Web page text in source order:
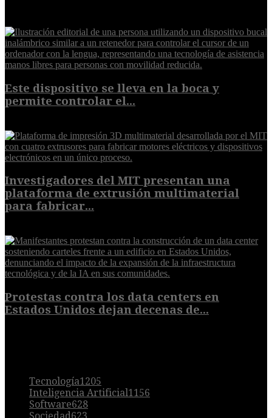
Este dispositivo se lleva en la boca y
permite controlar el...
Investigadores del MIT presentan una
plataforma de extrusión multimaterial
para fabricar...
Protestas contra los data centers en
Estados Unidos dejan decenas de...
Tecnología1205
Inteligencia Artificial1156
Software628